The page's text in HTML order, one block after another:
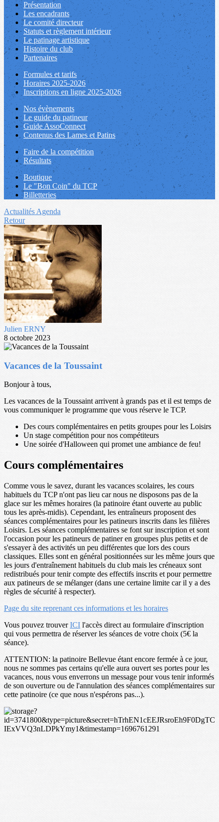
Présentation
Les encadrants
Le comité directeur
Statuts et règlement intérieur
Le patinage artistique
Histoire du club
Partenaires
Formules et tarifs
Horaires 2025-2026
Inscriptions en ligne 2025-2026
Nos évènements
Le guide du patineur
Guide AssoConnect
Contenus des Lames et Patins
Faire de la compétition
Résultats
Boutique
Le "Bon Coin" du TCP
Billetteries
Actualités Agenda
Retour
Julien ERNY
8 octobre 2023
Vacances de la Toussaint
Bonjour à tous,
Les vacances de la Toussaint arrivent à grands pas et il est temps de
vous communiquer le programme que vous réserve le TCP.
Des cours complémentaires en petits groupes pour les Loisirs
Un stage compétition pour nos compétiteurs
Une soirée d'Halloween qui promet une ambiance de feu!
Cours complémentaires
Comme vous le savez, durant les vacances scolaires, les cours
habituels du TCP n'ont pas lieu car nous ne disposons pas de la
glace sur les mêmes horaires (la patinoire étant ouverte au public
tous les après-midis). Cependant, les entraîneurs proposent des
séances complémentaires pour les patineurs inscrits dans les filières
Loisirs. Les séances complémentaires se font sur inscription et sont
l'occasion pour les patineurs de patiner en groupes plus petits et de
s'essayer à des activités un peu différentes que lors des cours
classiques. Elles sont en général positionnées sur les même jours que
les jours d'entraînement habituels du club mais les créneaux sont
redistribués pour tenir compte des effectifs inscrits et pour permettre
aux patineurs de se mélanger (dans une certaine limite car il y a des
règles de sécurité à respecter).
Page du site reprenant ces informations et les horaires
Vous pouvez trouverICI l'accès direct au formulaire d'inscription
qui vous permettra de réserver les séances de votre choix (5€ la
séance).
ATTENTION: la patinoire Bellevue étant encore fermée à ce jour,
nous ne sommes pas certains qu'elle aura ouvert ses portes pour les
vacances, nous vous enverrons un message pour vous tenir informés
de son ouverture ou de l'annulation des séances complémentaires sur
cette patinoire (ce que nous n'espérons pas...).